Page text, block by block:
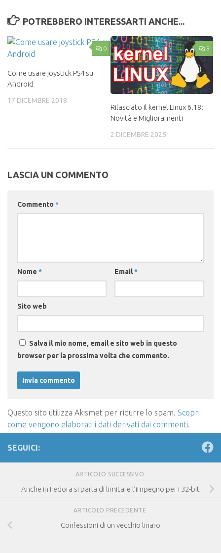
POTREBBERO INTERESSARTI ANCHE...
0
Come usare joystick PS4 su
Android
17 DICEMBRE 2018
8
Rilasciato il kernel Linux 6.18:
Novità e Miglioramenti
2 DICEMBRE 2025
LASCIA UN COMMENTO
Commento *
Nome * Email*
Sito web
Salva il mio nome, email e sito web in questo
browser per la prossima volta che commento.
Questo sito utilizza Akismet per ridurre lo spam. Scopri
come vengono elaborati i dati derivati dai commenti
SEGUICI:
ARTICOLO SUCCESSIVO
Anche in Fedora si parla di limitare l’impegno per i 32-bit
ARTICOLO PRECEDENTE
Confessioni di un vecchio linaro